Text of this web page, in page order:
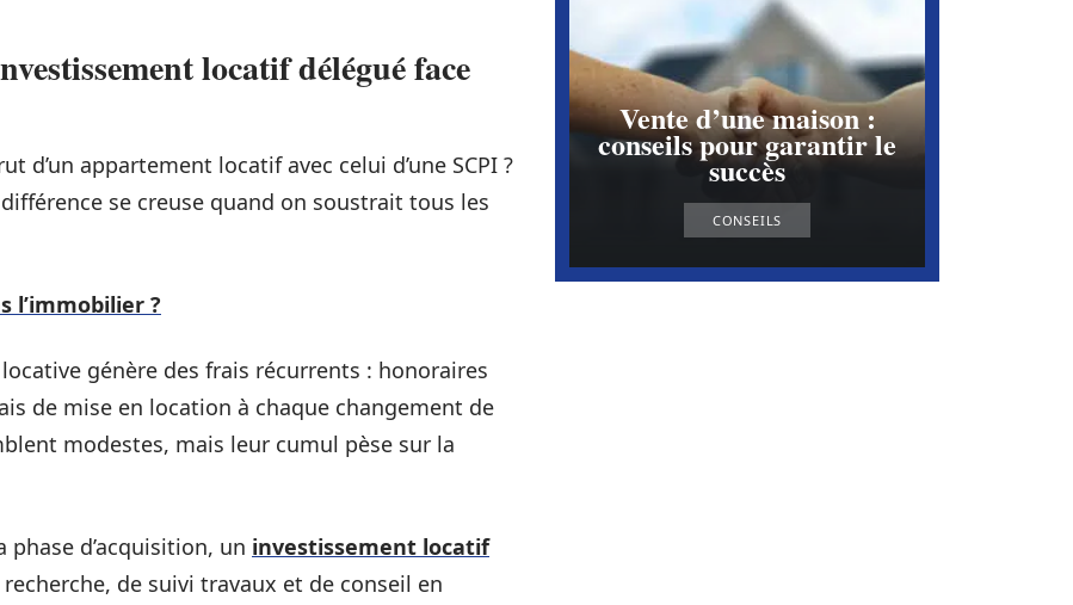
locatif délégué face
d’un appartement locatif avec celui d’une SCPI ?
se creuse quand on soustrait tous les
l’immobilier ?
génère des frais récurrents : honoraires
de mise en location à chaque changement de
modestes, mais leur cumul pèse sur la
d’acquisition, un investissement locatif
de suivi travaux et de conseil en
Vente d’une maison :
conseils pour garantir le
succès
CONSEILS